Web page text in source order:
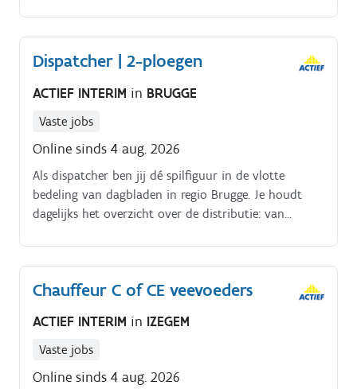
ideale stap voor een analytische planner die wil
groeien binnen een innovatieve internationale
efficiënte capaciteitsplanning Analyseren en
visualiseren van data om onderbouwde beslissingen
Supply Chain, Order Management, Quality en
Transport Prioriteiten bepalen en planningen
optimaliseren om vertragingen te vermijden
Opvolgen van externe logistieke partners (3PL) en
Dispatcher | 2-ploegen
ACTIEF INTERIM in BRUGGE
Vaste jobs
Online sinds 4 aug. 2026
Als dispatcher ben jij dé spilfiguur in de vlotte
bedeling van dagbladen in regio Brugge. Je houdt
dagelijks het overzicht over de distributie: van
organisatorisch talent en oog voor detail loopt alles
op wieltjes.
Chauffeur C of CE veevoeders
ACTIEF INTERIM in IZEGEM
Vaste jobs
Online sinds 4 aug. 2026